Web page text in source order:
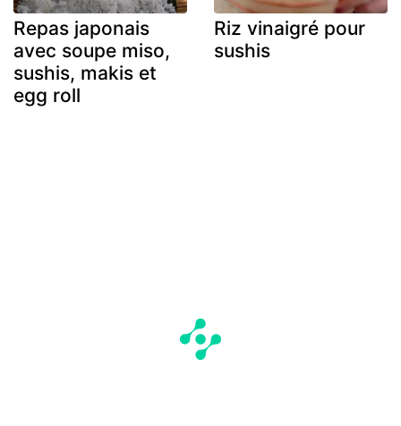
Repas japonais
avec soupe miso,
sushis, makis et
egg roll
Riz vinaigré pour
sushis